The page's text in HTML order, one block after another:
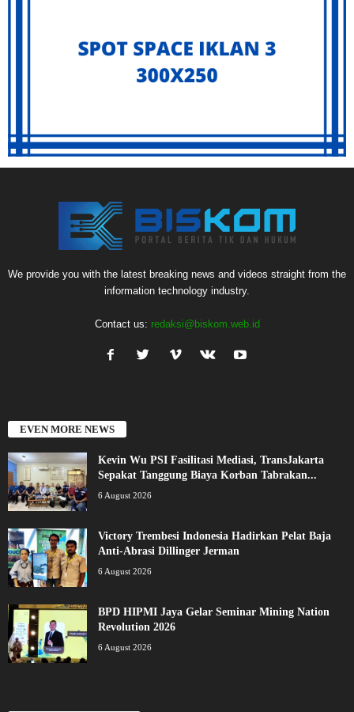
We provide you with the latest breaking news and videos straight from the
information technology industry.
Contact us: redaksi@biskom.web.id
EVEN MORE NEWS
Kevin Wu PSI Fasilitasi Mediasi, TransJakarta
Sepakat Tanggung Biaya Korban Tabrakan...
6 August 2026
Victory Trembesi Indonesia Hadirkan Pelat Baja
Anti-Abrasi Dillinger Jerman
6 August 2026
BPD HIPMI Jaya Gelar Seminar Mining Nation
Revolution 2026
6 August 2026